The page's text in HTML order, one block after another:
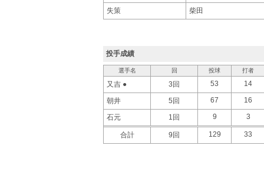
失策
柴田
投手成績
選手名 回 投球 打者
又吉 ● 3回 53 14
朝井 5回 67 16
石元 1回 9 3
合計 9回 129 33